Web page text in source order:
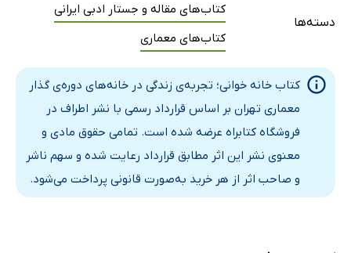
فهرست اسامی خاص
فهرست اصطلاحات تخصصی
دسته‌ها
کتاب‌های مقاله و جستار ادبی ایرانی
کتاب‌های معماری
کتاب خانه خوانی؛ تجربه‌ی زندگی در خانه‌های دوره‌ی گذار
معماری تهران بر اساس قرارداد رسمی با نشر اطراف در
فروشگاه کتابراه عرضه شده است. تمامی حقوق مادی و
معنوی نشر این اثر مطابق قرارداد رعایت شده و سهم ناشر
و صاحب اثر از هر خرید به‌صورت قانونی پرداخت می‌شود.